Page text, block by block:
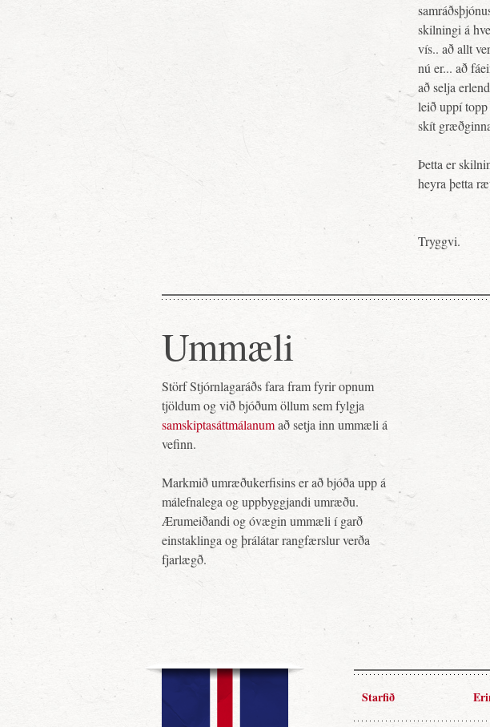
skilningi á
vís.. að allt
nú er... að
að selja
leið uppí
skít
Þetta er
heyra þetta
Tryggvi.
Ummæli
Störf Stjórnlagaráðs fara fram fyrir opnum
tjöldum og við bjóðum öllum sem fylgja
samskiptasáttmálanumað setja inn ummæli á
vefinn.
Markmið umræðukerfisins er að bjóða upp á
málefnalega og uppbyggjandi umræðu.
Ærumeiðandi og óvægin ummæli í garð
einstaklinga og þrálátar rangfærslur verða
fjarlægð.
Starfið